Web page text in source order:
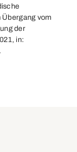
vom
der
in: